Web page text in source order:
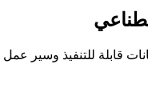
قابلة للتنفيذ وسير